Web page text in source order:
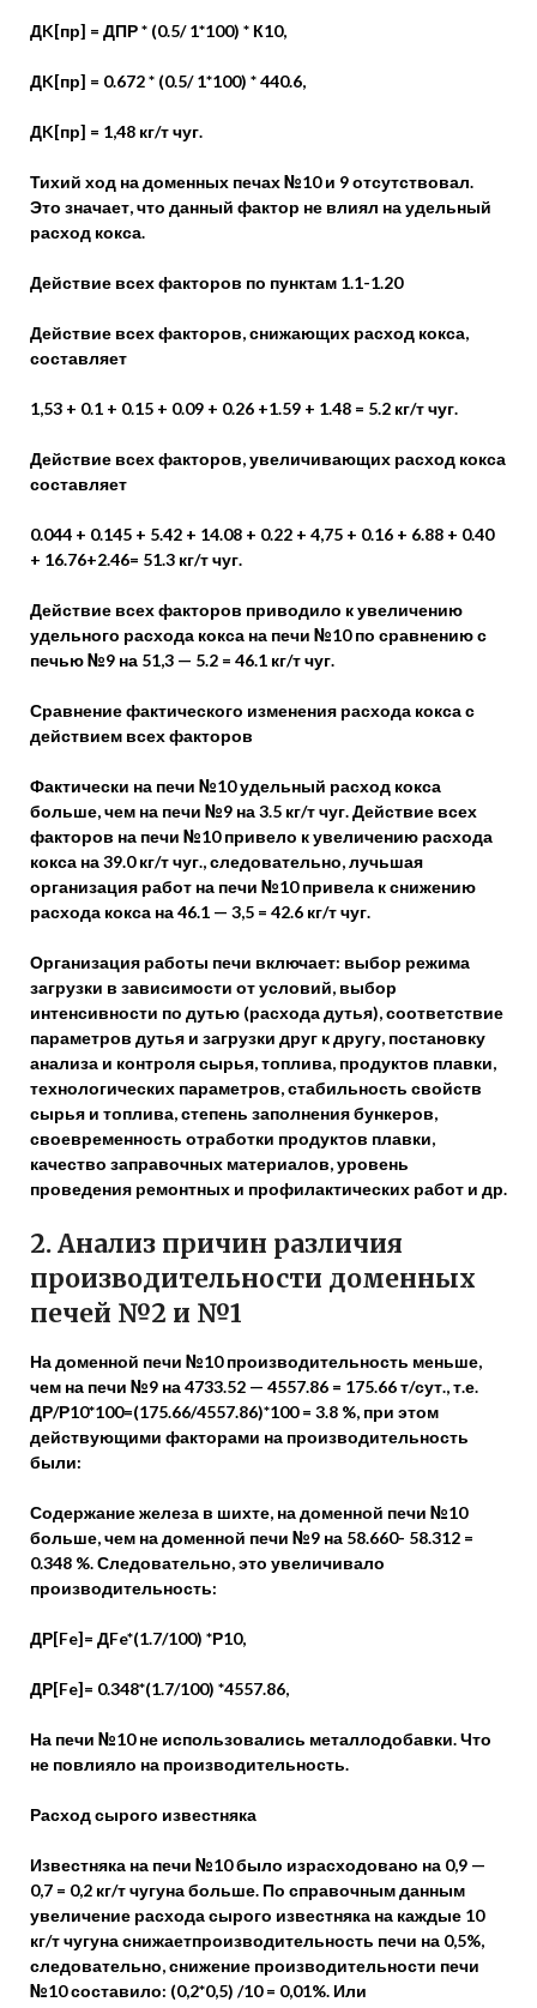
ДK[пр] = ДПР * (0.5/ 1*100) * К10,
ДK[пр] = 0.672 * (0.5/ 1*100) * 440.6,
ДK[пр] = 1,48 кг/т чуг.
Тихий ход на доменных печах №10 и 9 отсутствовал.
Это значает, что данный фактор не влиял на удельный
расход кокса.
Действие всех факторов по пунктам 1.1-1.20
Действие всех факторов, снижающих расход кокса,
составляет
1,53 + 0.1 + 0.15 + 0.09 + 0.26 +1.59 + 1.48 = 5.2 кг/т чуг.
Действие всех факторов, увеличивающих расход кокса
составляет
0.044 + 0.145 + 5.42 + 14.08 + 0.22 + 4,75 + 0.16 + 6.88 + 0.40
+ 16.76+2.46= 51.3 кг/т чуг.
Действие всех факторов приводило к увеличению
удельного расхода кокса на печи №10 по сравнению с
печью №9 на 51,3 — 5.2 = 46.1 кг/т чуг.
Сравнение фактического изменения расхода кокса с
действием всех факторов
Фактически на печи №10 удельный расход кокса
больше, чем на печи №9 на 3.5 кг/т чуг. Действие всех
факторов на печи №10 привело к увеличению расхода
кокса на 39.0 кг/т чуг., следовательно, лучьшая
организация работ на печи №10 привела к снижению
расхода кокса на 46.1 — 3,5 = 42.6 кг/т чуг.
Организация работы печи включает: выбор режима
загрузки в зависимости от условий, выбор
интенсивности по дутью (расхода дутья), соответствие
параметров дутья и загрузки друг к другу, постановку
анализа и контроля сырья, топлива, продуктов плавки,
технологических параметров, стабильность свойств
сырья и топлива, степень заполнения бункеров,
своевременность отработки продуктов плавки,
качество заправочных материалов, уровень
проведения ремонтных и профилактических работ и др.
2.Анализ причин различия
производительности доменных
печей №2 и №1
На доменной печи №10 производительность меньше,
чем на печи №9 на 4733.52 — 4557.86 = 175.66 т/сут., т.е.
ДР/Р10*100=(175.66/4557.86)*100 = 3.8 %, при этом
действующими факторами на производительность
были:
Содержание железа в шихте, на доменной печи №10
больше, чем на доменной печи №9 на 58.660- 58.312 =
0.348 %. Следовательно, это увеличивало
производительность:
ДР[Fe]= ДFe*(1.7/100) *Р10,
ДР[Fe]= 0.348*(1.7/100) *4557.86,
На печи №10 не использовались металлодобавки. Что
не повлияло на производительность.
Расход сырого известняка
Известняка на печи №10 было израсходовано на 0,9 —
0,7 = 0,2 кг/т чугуна больше. По справочным данным
увеличение расхода сырого известняка на каждые 10
кг/т чугуна снижаетпроизводительность печи на 0,5%,
следовательно, снижение производительности печи
№10 составило: (0,2*0,5) /10 = 0,01%. Или